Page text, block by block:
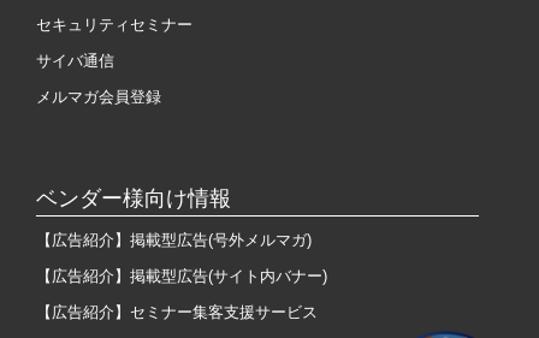
セキュリティセミナー
サイバ通信
メルマガ会員登録
ベンダー様向け情報
【広告紹介】掲載型広告(号外メルマガ)
【広告紹介】掲載型広告(サイト内バナー)
【広告紹介】セミナー集客支援サービス